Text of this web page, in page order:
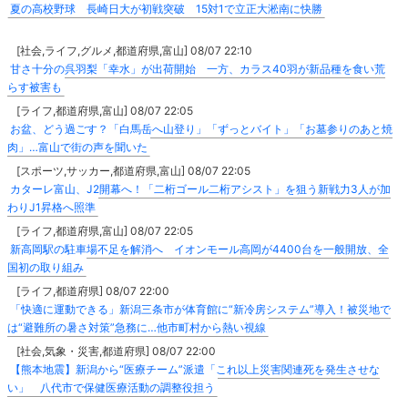
夏の高校野球 長崎日大が初戦突破 15対1で立正大淞南に快勝
[社会,ライフ,グルメ,都道府県,富山] 08/07 22:10
甘さ十分の呉羽梨「幸水」が出荷開始 一方、カラス40羽が新品種を食い荒
らす被害も
[ライフ,都道府県,富山] 08/07 22:05
お盆、どう過ごす？「白馬岳へ山登り」「ずっとバイト」「お墓参りのあと焼
肉」…富山で街の声を聞いた
[スポーツ,サッカー,都道府県,富山] 08/07 22:05
カターレ富山、J2開幕へ！「二桁ゴール二桁アシスト」を狙う新戦力3人が加
わりJ1昇格へ照準
[ライフ,都道府県,富山] 08/07 22:05
新高岡駅の駐車場不足を解消へ イオンモール高岡が4400台を一般開放、全
国初の取り組み
[ライフ,都道府県] 08/07 22:00
「快適に運動できる」新潟三条市が体育館に“新冷房システム”導入！被災地で
は“避難所の暑さ対策”急務に…他市町村から熱い視線
[社会,気象・災害,都道府県] 08/07 22:00
【熊本地震】新潟から“医療チーム”派遣「これ以上災害関連死を発生させな
い」 八代市で保健医療活動の調整役担う